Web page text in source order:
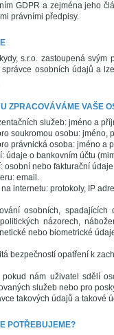
GDPR a zejména jeho
právními předpisy.
s.r.o. zastoupená
osobních údajů a
ZPRACOVÁVÁME VAŠE
služeb: jméno a
soukromou osobu: jméno,
právnická osoba: jméno a
údaje o bankovním účtu
osobní nebo fakturační
email.
internetu: protokoly, IP
osobních,
názorech,
nebo biometrické
bezpečností opatření k
pokud nám uživatel sdělí
služeb nebo pro
takových údajů a takové
POTŘEBUJEME?